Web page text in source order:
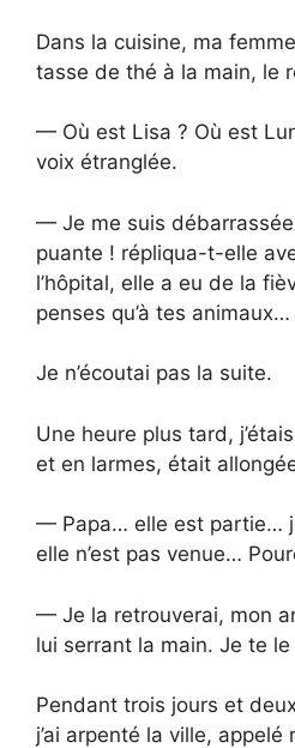
Dans la cuisine, ma
tasse de thé à la main, le
— Où est Lisa ? Où est
voix étranglée.
— Je me suis
puante ! répliqua-t-elle
l’hôpital, elle a eu de la
penses qu’à tes animaux…
Je n’écoutai pas la suite.
Une heure plus tard,
et en larmes, était
— Papa… elle est partie…
elle n’est pas venue…
— Je la retrouverai, mon
lui serrant la main. Je te
Pendant trois jours et
j’ai arpenté la ville,